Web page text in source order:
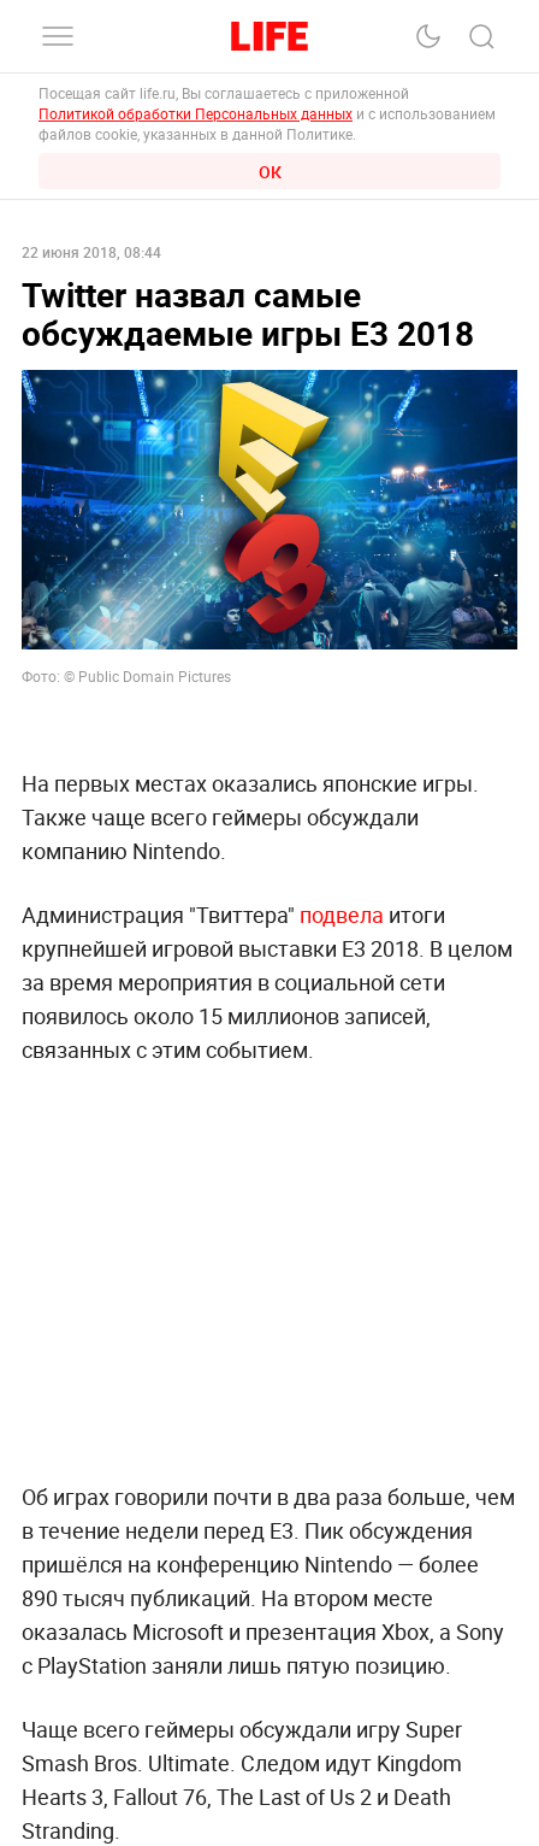
Посещая сайт life.ru, Вы соглашаетесь с приложенной
Политикой обработки Персональных данных и с использованием
файлов cookie, указанных в данной Политике.
ОК
22 июня 2018, 08:44
Twitter назвал самые
обсуждаемые игры E3 2018
Фото: © Public Domain Pictures
На первых местах оказались японские игры.
Также чаще всего геймеры обсуждали
компанию Nintendo.
Администрация "Твиттера" подвела итоги
крупнейшей игровой выставки Е3 2018. В целом
за время мероприятия в социальной сети
появилось около 15 миллионов записей,
связанных с этим событием.
Об играх говорили почти в два раза больше, чем
в течение недели перед E3. Пик обсуждения
пришёлся на конференцию Nintendo — более
890 тысяч публикаций. На втором месте
оказалась Microsoft и презентация Xbox, а Sony
с PlayStation заняли лишь пятую позицию.
Чаще всего геймеры обсуждали игру Super
Smash Bros. Ultimate. Следом идут Kingdom
Hearts 3, Fallout 76, The Last of Us 2 и Death
Stranding.